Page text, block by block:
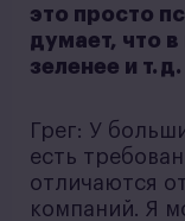
это просто
думает, что
зеленее и т. д.
Грег: У
есть
отличаются
компаний. Я